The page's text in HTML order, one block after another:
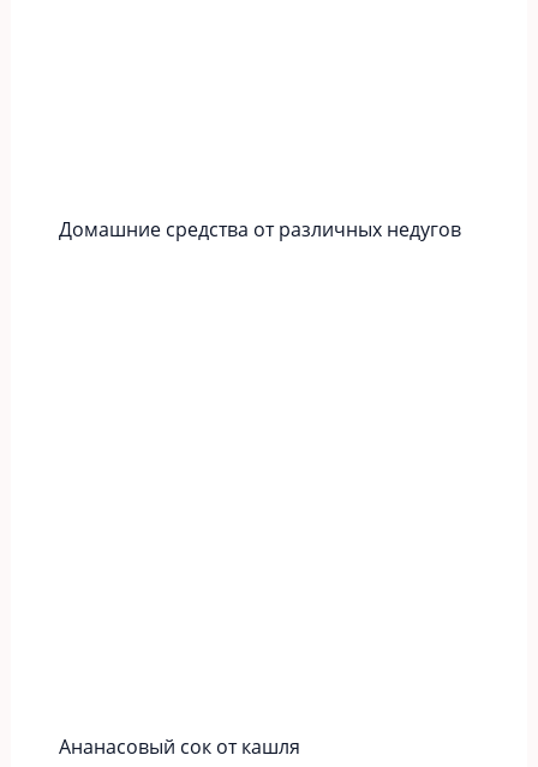
Домашние средства от различных недугов
Ананасовый сок от кашля